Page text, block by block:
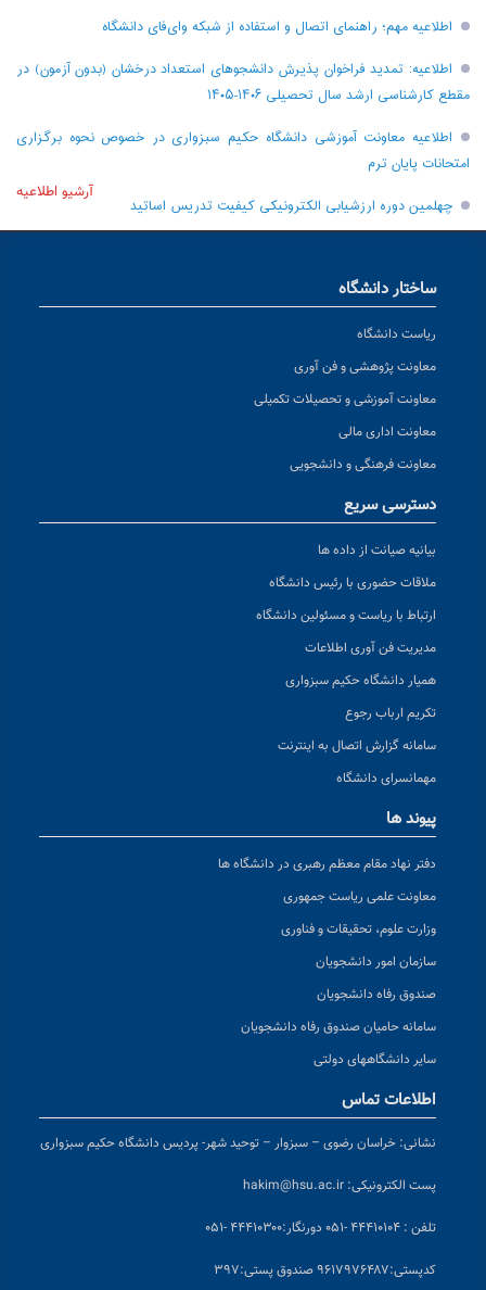
اطلاعیه مهم؛ راهنمای اتصال و استفاده از شبکه وای‌فای دانشگاه
اطلاعیه: تمدید فراخوان پذیرش دانشجو‌های استعداد درخشان (بدون آزمون) در
مقطع کارشناسی ارشد سال تحصیلی ۱۴۰۶-۱۴۰۵
اطلاعیه معاونت آموزشی دانشگاه حکیم سبزواری در خصوص نحوه برگزاری
امتحانات پایان ترم
چهلمین دوره ارزشیابی الکترونیکی کیفیت تدریس اساتید
آرشیو اطلاعیه
ساختار دانشگاه
ریاست دانشگاه
معاونت پژوهشی و فن آوری
معاونت آموزشی و تحصیلات تکمیلی
معاونت اداری مالی
معاونت فرهنگی و دانشجویی
دسترسی سریع
بیانیه صیانت از داده ها
ملاقات حضوری با رئیس دانشگاه
ارتباط با ریاست و مسئولین دانشگاه
مدیریت فن آوری اطلاعات
همیار دانشگاه حکیم سبزواری
تکریم ارباب رجوع
سامانه گزارش اتصال به اینترنت
مهمانسرای دانشگاه
پیوند ها
دفتر نهاد مقام معظم رهبری در دانشگاه ها
معاونت علمی ریاست جمهوری
وزارت علوم، تحقیقات و فناوری
سازمان امور دانشجویان
صندوق رفاه دانشجویان
سامانه حامیان صندوق رفاه دانشجویان
سایر دانشگاههای دولتی
اطلاعات تماس
نشانی: خراسان رضوی – سبزوار – توحید شهر- پردیس دانشگاه حکیم سبزواری
پست الکترونیکی: hakim@hsu.ac.ir
تلفن : ۴۴۴۱۰۱۰۴ -۰۵۱ دورنگار:۴۴۴۱۰۳۰۰ -۰۵۱
کدپستی:۹۶۱۷۹۷۶۴۸۷ صندوق پستی:۳۹۷